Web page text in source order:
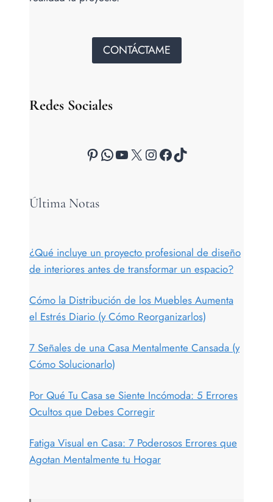
CONTÁCTAME
Redes Sociales
Pinterest
WhatsApp
YouTube
X Instagram
Facebook
TikTok
Última Notas
¿Qué incluye un proyecto profesional de diseño
de interiores antes de transformar un espacio?
Cómo la Distribución de los Muebles Aumenta
el Estrés Diario (y Cómo Reorganizarlos)
7 Señales de una Casa Mentalmente Cansada (y
Cómo Solucionarlo)
Por Qué Tu Casa se Siente Incómoda: 5 Errores
Ocultos que Debes Corregir
Fatiga Visual en Casa: 7 Poderosos Errores que
Agotan Mentalmente tu Hogar